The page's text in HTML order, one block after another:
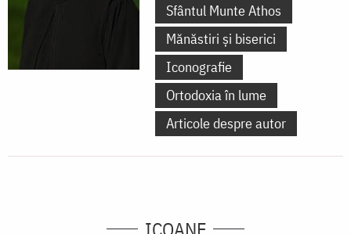
Sfântul Munte Athos
Mănăstiri și biserici
Iconografie
Ortodoxia în lume
Articole despre autor